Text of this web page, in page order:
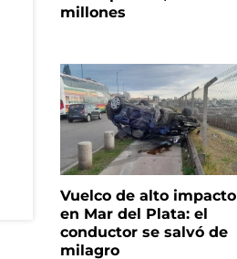
millones
Vuelco de alto impacto
en Mar del Plata: el
conductor se salvó de
milagro